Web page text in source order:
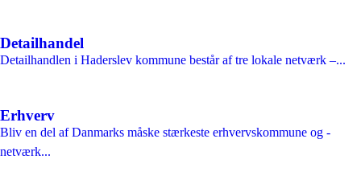
Detailhandel
Detailhandlen i Haderslev kommune består af tre lokale netværk –...
Erhverv
Bliv en del af Danmarks måske stærkeste erhvervskommune og -
netværk...